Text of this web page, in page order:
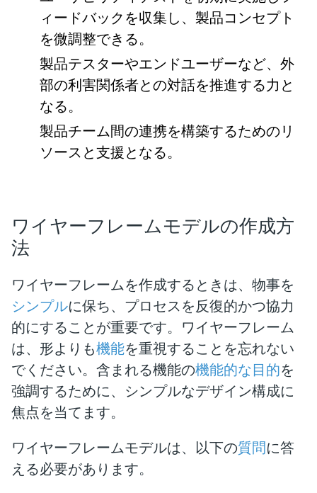
ィードバックを収集し、製品コンセプト
を微調整できる。
製品テスターやエンドユーザーなど、外
部の利害関係者との対話を推進する力と
なる。
製品チーム間の連携を構築するためのリ
ソースと支援となる。
ワイヤーフレームモデルの作成方
法
ワイヤーフレームを作成するときは、物事を
シンプルに保ち、プロセスを反復的かつ協力
的にすることが重要です。ワイヤーフレーム
は、形よりも機能を重視することを忘れない
でください。含まれる機能の機能的な目的を
強調するために、シンプルなデザイン構成に
焦点を当てます。
ワイヤーフレームモデルは、以下の質問に答
える必要があります。